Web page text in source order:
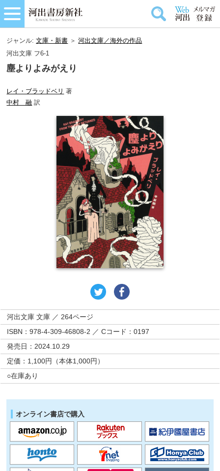
ジャンル:文庫・新書 ＞河出文庫／海外の作品
河出文庫 フ6-1
塵よりよみがえり
レイ・ブラッドベリ 著
中村 融 訳
河出文庫 文庫 ／ 264ページ
ISBN：978-4-309-46808-2 ／ Cコード：0197
発売日：2024.10.29
定価：1,100円（本体1,000円）
○在庫あり
オンライン書店で購入